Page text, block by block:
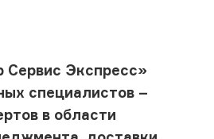
Сервис Экспресс»
специалистов –
в области